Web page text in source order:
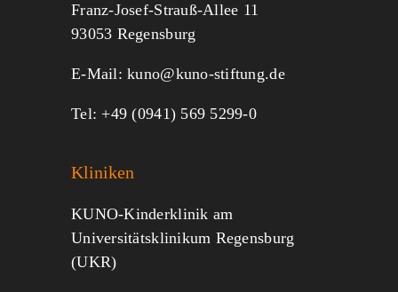
MITMACHEN SPENDEN
Franz-Josef-Strauß-Allee 11
93053 Regensburg
E-Mail:kuno@kuno-stiftung.de
Tel: +49 (0941) 569 5299-0
Kliniken
KUNO-Kinderklinik am
Universitätsklinikum Regensburg
(UKR)